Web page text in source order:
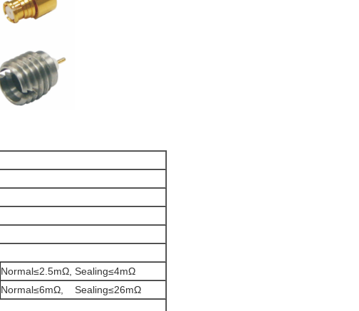
Normal≤2.5mΩ, Sealing≤4mΩ
Normal≤6mΩ, Sealing≤26mΩ